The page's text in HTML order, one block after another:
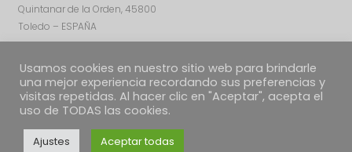
Quintanar de la Orden, 45800
Toledo – ESPAÑA
Usamos cookies en nuestro sitio web para brindarle
una mejor experiencia recordando sus preferencias y
visitas repetidas. Al hacer clic en "Aceptar", acepta el
uso de TODAS las cookies.
Ajustes Aceptar todas